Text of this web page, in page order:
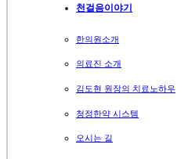
천걸음이야기
한의원소개
의료진 소개
김도현 원장의 치료노하우
청정한약 시스템
오시는 길